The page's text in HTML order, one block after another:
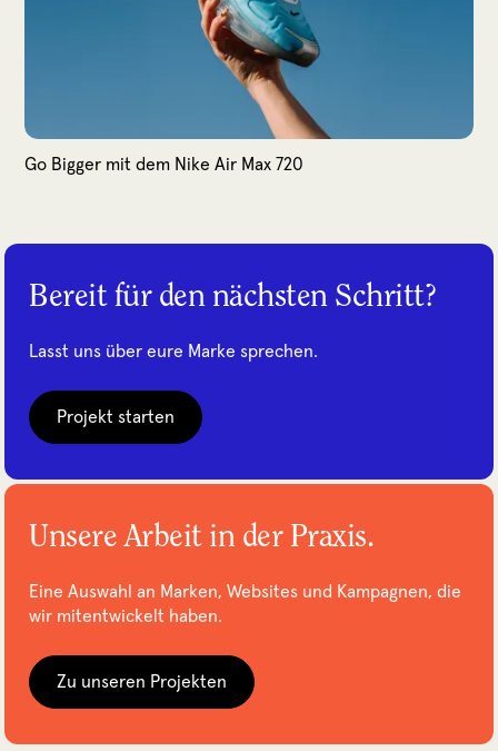
Go Bigger mit dem Nike Air Max 720
Bereit für den nächsten Schritt?
Lasst uns über eure Marke sprechen.
Projekt starten
Unsere Arbeit in der Praxis.
Eine Auswahl an Marken, Websites und Kampagnen, die
wir mitentwickelt haben.
Zu unseren Projekten